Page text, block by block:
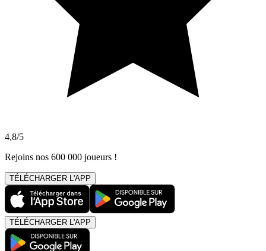
4,8/5
Rejoins nos 600 000 joueurs !
TÉLÉCHARGER L'APP
TÉLÉCHARGER L'APP